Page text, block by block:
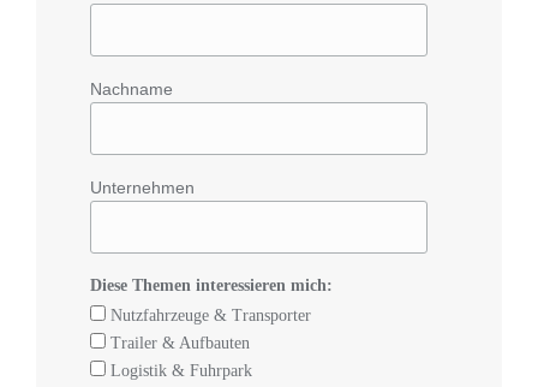
Nachname
Unternehmen
Diese Themen interessieren mich:
Nutzfahrzeuge & Transporter
Trailer & Aufbauten
Logistik & Fuhrpark